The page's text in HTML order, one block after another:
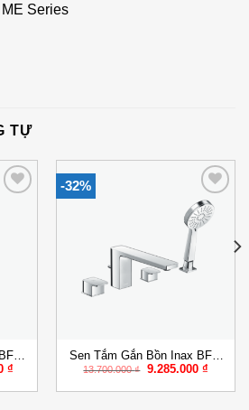
Series
TỰ
₫
tại
-32%
Add to
Wishlist
Sen Tắm Gắn Bồn Inax BFV-
5013S Nóng Lạnh
13.700.000₫
Giá
là:
9.285.000 ₫Giá
tại